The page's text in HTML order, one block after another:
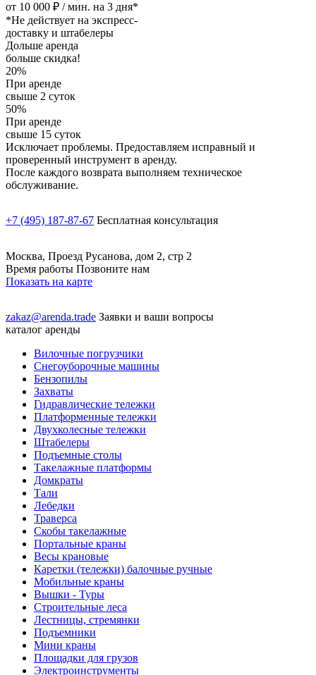
от 10 000 ₽ / мин. на 3 дня*
*Не действует на экспресс-
доставку и штабелеры
Дольше аренда
больше скидка!
20%
При аренде
свыше 2 суток
50%
При аренде
свыше 15 суток
Исключает проблемы. Предоставляем исправный и
проверенный инструмент в аренду.
После каждого возврата выполняем техническое
обслуживание.
+7 (495) 187-87-67 Бесплатная консультация
Москва, Проезд Русанова, дом 2, стр 2
Время работы Позвоните нам
Показать на карте
zakaz@arenda.trade Заявки и ваши вопросы
каталог аренды
Вилочные погрузчики
Снегоуборочные машины
Бензопилы
Захваты
Гидравлические тележки
Платформенные тележки
Двухколесные тележки
Штабелеры
Подъемные столы
Такелажные платформы
Домкраты
Тали
Лебедки
Траверса
Скобы такелажные
Портальные краны
Весы крановые
Каретки (тележки) балочные ручные
Мобильные краны
Вышки - Туры
Строительные леса
Лестницы, стремянки
Подъемники
Мини краны
Площадки для грузов
Электроинструменты